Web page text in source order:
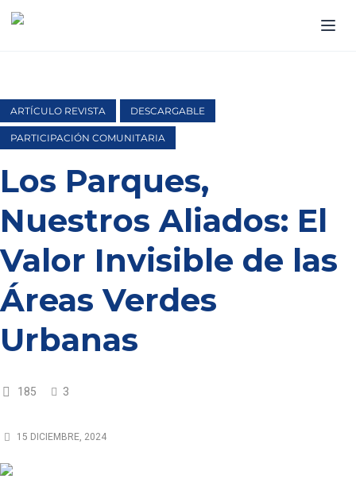
ARTÍCULO REVISTA DESCARGABLE
PARTICIPACIÓN COMUNITARIA
Los Parques,
Nuestros Aliados: El
Valor Invisible de las
Áreas Verdes
Urbanas
185 3
15 DICIEMBRE, 2024